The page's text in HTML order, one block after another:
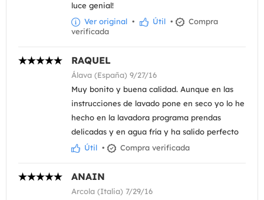
luce genial!
Ver original • Útil •
Compra
verificada
RAQUEL
Álava (España) 9/27/16
Muy bonito y buena calidad. Aunque en las
instrucciones de lavado pone en seco yo lo he
hecho en la lavadora programa prendas
delicadas y en agua fría y ha salido perfecto
Útil • Compra verificada
ANAIN
Arcola (Italia) 7/29/16